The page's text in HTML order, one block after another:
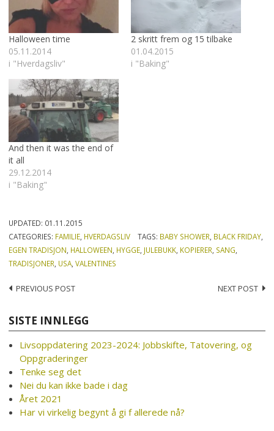
Halloween time
05.11.2014
i "Hverdagsliv"
2 skritt frem og 15 tilbake
01.04.2015
i "Baking"
And then it was the end of
it all
29.12.2014
i "Baking"
UPDATED: 01.11.2015
CATEGORIES: FAMILIE HVERDAGSLIV TAGS: BABY SHOWER BLACK FRIDAY,
EGEN TRADISJON HALLOWEEN HYGGE JULEBUKK KOPIERER SANG
TRADISJONER USA ,VALENTINES
Post
PREVIOUS POST NEXT POST
SISTE INNLEGG
Livsoppdatering 2023-2024: Jobbskifte, Tatovering, og
Oppgraderinger
Tenke seg det
Nei du kan ikke bade i dag
Året 2021
Har vi virkelig begynt å gi f allerede nå?